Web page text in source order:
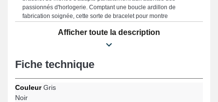
passionnés d'horlogerie. Comptant une boucle ardillon de
fabrication soignée, cette sorte de bracelet pour montre
V3, Vantage V2, Vantage M3, Grit X Pro, Grit X2 Pro et bien
davantage de la marque Polar. Ce produit nylon Polar se
la marque.
Afficher toute la description
Fiche technique
CouleurGris
Noir